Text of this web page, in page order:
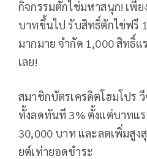
กิจกรรมตักไข่มหาสนุก! เพีย
บาทขึ้นไป รับสิทธิ์ตักไข่ฟรี
มากมาย จำกัด 1,000 สิทธิ์
เลย!
สมาชิกบัตรเครดิตโฮมโปร
ทั้งลดทันที 3% ตั้งแต่บาทแ
30,000 บาท และลดเพิ่มสูง
ยต์เท่ายอดชำระ